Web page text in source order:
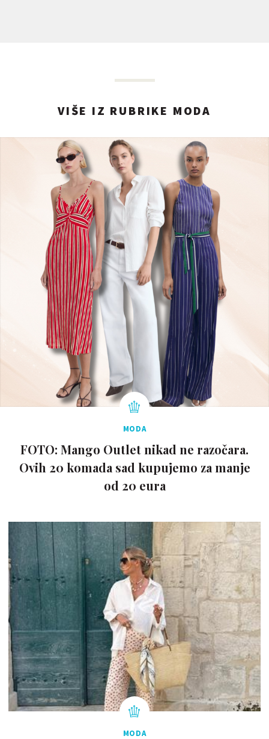
VIŠE IZ RUBRIKE MODA
MODA
FOTO: Mango Outlet nikad ne razočara.
Ovih 20 komada sad kupujemo za manje
od 20 eura
MODA